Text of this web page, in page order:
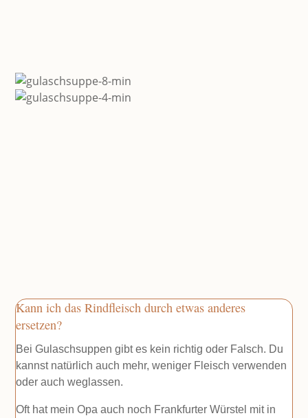
Kann ich das Rindfleisch durch etwas anderes
ersetzen?
Bei Gulaschsuppen gibt es kein richtig oder Falsch. Du
kannst natürlich auch mehr, weniger Fleisch verwenden
oder auch weglassen.
Oft hat mein Opa auch noch Frankfurter Würstel mit in